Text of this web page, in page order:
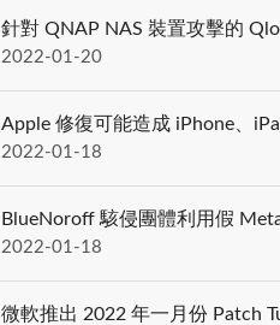
針對 QNAP NAS 裝置攻擊的
2022-01-20
Apple 修復可能造成 iPhone、
2022-01-18
BlueNoroff 駭侵團體利用假
2022-01-18
微軟推出 2022 年一月份 Patch